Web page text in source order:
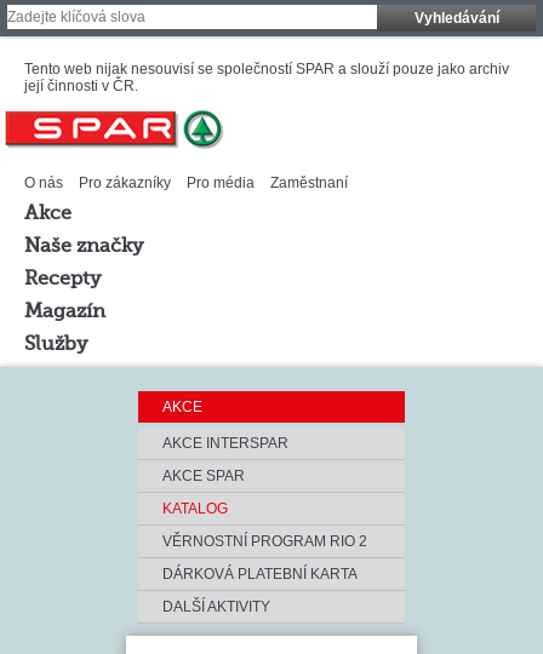
Vyhledávání
Tento web nijak nesouvisí se společností SPAR a slouží pouze jako archiv
její činnosti v ČR.
O nás Pro zákazníky Pro média Zaměstnaní
Akce
Naše značky
Recepty
Magazín
Služby
AKCE
AKCE INTERSPAR
AKCE SPAR
KATALOG
VĚRNOSTNÍ PROGRAM RIO 2
DÁRKOVÁ PLATEBNÍ KARTA
DALŠÍ AKTIVITY